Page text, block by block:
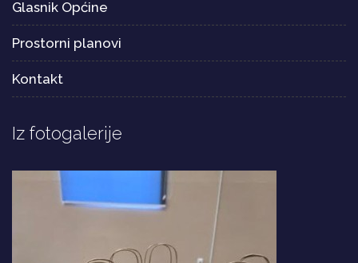
Glasnik Općine
Prostorni planovi
Kontakt
Iz fotogalerije